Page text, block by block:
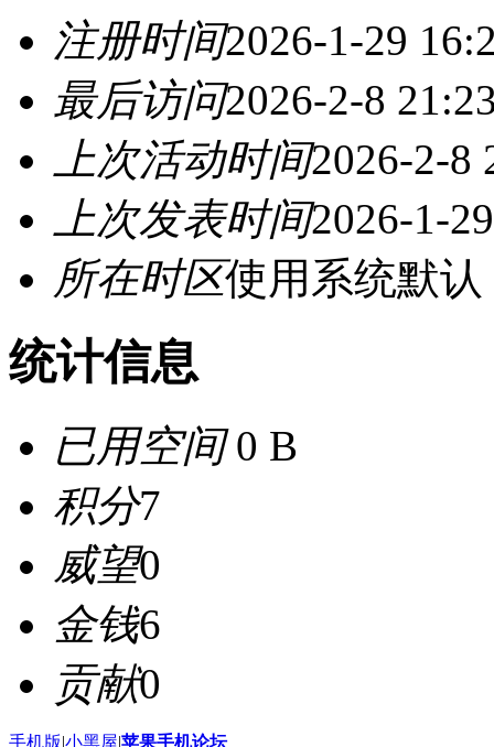
注册时间2026-1-29
最后访问2026-2-8
上次活动时间2026-2-8
上次发表时间2026-1-
所在时区使用系统默认
统计信息
已用空间0 B
积分7
威望0
金钱6
贡献0
手机版|小黑屋|苹果手机论坛